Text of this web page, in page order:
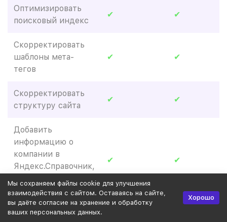
Оптимизировать
поисковый индекс
✔ ✔
Скорректировать
шаблоны мета-
тегов
✔ ✔
Скорректировать
структуру сайта
✔ ✔
Добавить
информацию о
компании в
Яндекс.Справочник,
Google Мой бизнес
и 2ГИС
✔ ✔
Доработать
Мы сохраняем файлы cookie для улучшения
взаимодействия с сайтом. Оставаясь на сайте,
вы даёте согласие на хранение и обработку
ваших персональных данных.
Хорошо